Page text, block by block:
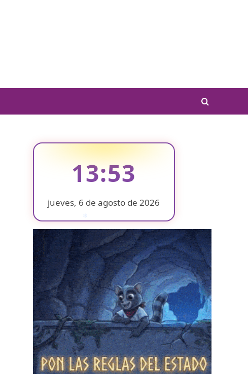
13:53
jueves, 6 de agosto de 2026
❄
❄
❄ ❄
❄
❄
❄
❄
❄